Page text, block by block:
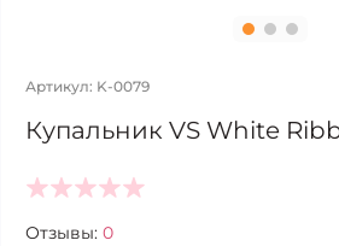
Артикул: K-0079
Купальник VS White
Отзывы: 0